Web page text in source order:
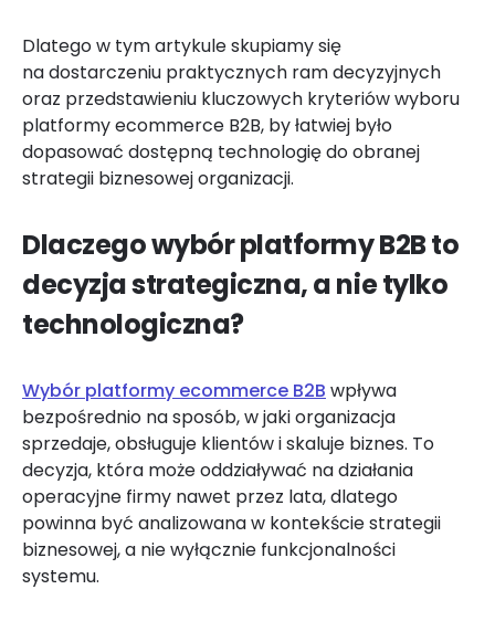
Dlatego w tym artykule skupiamy się
na dostarczeniu praktycznych ram decyzyjnych
oraz przedstawieniu kluczowych kryteriów wyboru
platformy ecommerce B2B, by łatwiej było
dopasować dostępną technologię do obranej
strategii biznesowej organizacji.
Dlaczego wybór platformy B2B to
decyzja strategiczna, a nie tylko
technologiczna?
Wybór platformy ecommerce B2B wpływa
bezpośrednio na sposób, w jaki organizacja
sprzedaje, obsługuje klientów i skaluje biznes. To
decyzja, która może oddziaływać na działania
operacyjne firmy nawet przez lata, dlatego
powinna być analizowana w kontekście strategii
biznesowej, a nie wyłącznie funkcjonalności
systemu.